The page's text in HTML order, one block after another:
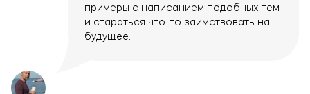
примеры с написанием подобных тем
и стараться что-то заимствовать на
будущее.